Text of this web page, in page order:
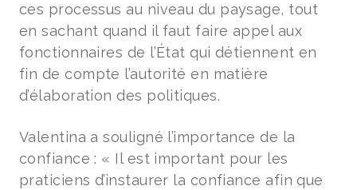
ces processus au niveau du paysage, tout
en sachant quand il faut faire appel aux
fonctionnaires de l’État qui détiennent en
fin de compte l’autorité en matière
d’élaboration des politiques.
Valentina a souligné l’importance de la
confiance : « Il est important pour les
praticiens d’instaurer la confiance afin que